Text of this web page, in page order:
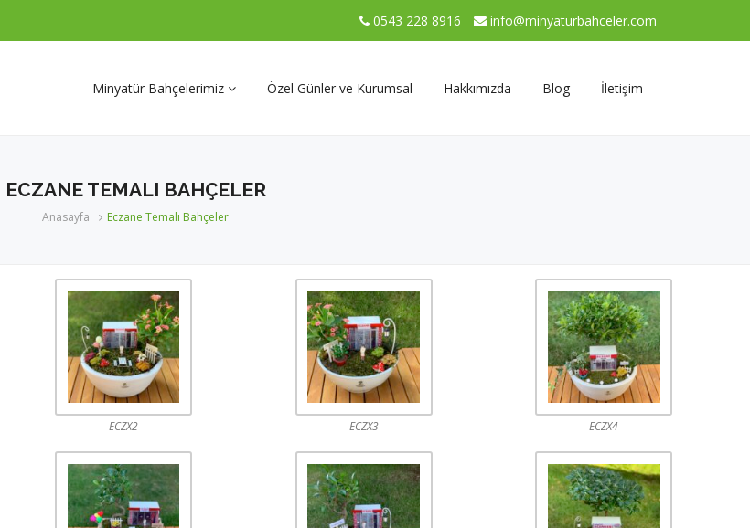
0543 228 8916 info@minyaturbahceler.com
Minyatür Bahçelerimiz
Şelaleli ve Büyük Bahçeler
İŞ TEBRİĞİ-KURUMSAL-
DİĞER OFİS BAHÇELERİ
Teraryumlar
Kurumsal Referanslarımız
Özel Günler ve Kurumsal Hakkımızda Blog İletişim
ECZANE TEMALI BAHÇELER
Anasayfa Eczane Temalı Bahçeler
ECZX2 ECZX3 ECZX4